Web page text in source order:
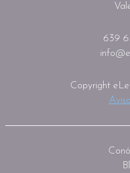
639
Copyright